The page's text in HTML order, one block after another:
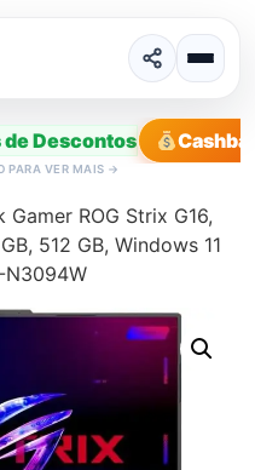
de Descontos
PARA VER MAIS →
ROG Strix G16,
512 GB, Windows 11
N3094W